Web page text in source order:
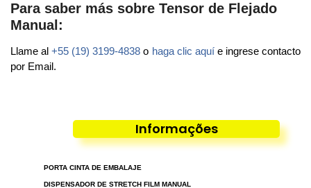
Para saber más sobre Tensor de Flejado
Manual:
Llame al+55 (19) 3199-4838 o haga clic aquíe ingrese contacto
por Email.
Informações
PORTA CINTA DE EMBALAJE
DISPENSADOR DE STRETCH FILM MANUAL